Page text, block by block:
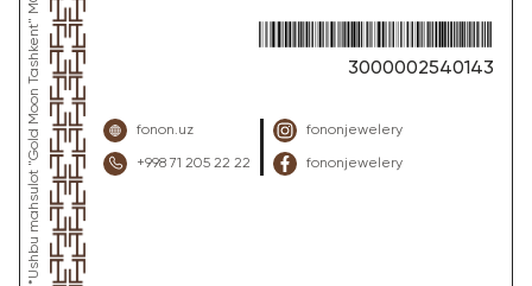
3000002540143
fonon.uz
+998 71 205 22 22
fononjewelery
fononjewelery